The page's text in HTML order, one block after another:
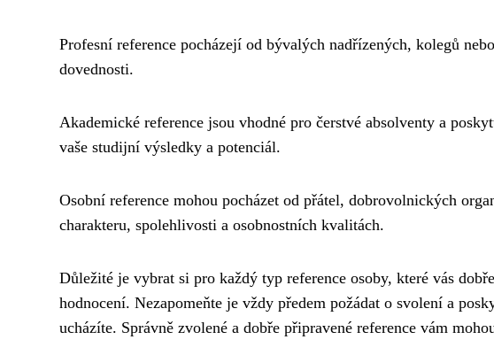
Profesní reference pocházejí od bývalých nadřízených, kolegů
dovednosti.
Akademické reference jsou vhodné pro čerstvé absolventy a
vaše studijní výsledky a potenciál.
Osobní reference mohou pocházet od přátel, dobrovolnických
charakteru, spolehlivosti a osobnostních kvalitách.
Důležité je vybrat si pro každý typ reference osoby, které vás
hodnocení. Nezapomeňte je vždy předem požádat o svolení a
ucházíte. Správně zvolené a dobře připravené reference vám